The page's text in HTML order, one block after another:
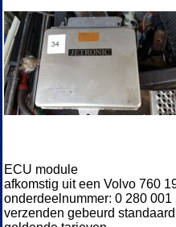
ECU module
afkomstig uit een Volvo 760
onderdeelnummer: 0 280
verzenden gebeurd